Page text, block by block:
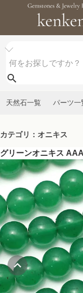
天然石一覧 パーツ一
カテゴリ：オニキス
グリーンオニキス